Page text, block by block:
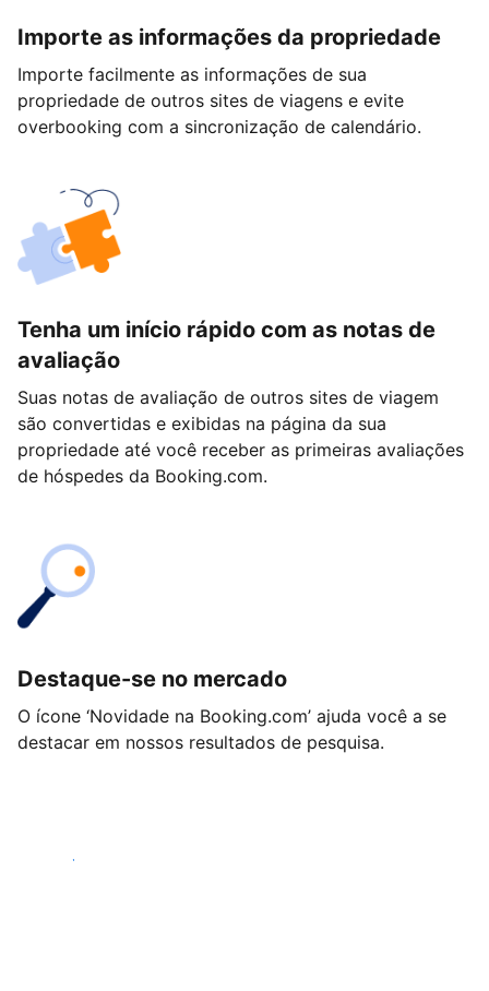
Importe as informações da propriedade
Importe facilmente as informações de sua
propriedade de outros sites de viagens e evite
overbooking com a sincronização de calendário.
Tenha um início rápido com as notas de
avaliação
Suas notas de avaliação de outros sites de viagem
são convertidas e exibidas na página da sua
propriedade até você receber as primeiras avaliações
de hóspedes da Booking.com.
Destaque-se no mercado
O ícone ‘Novidade na Booking.com’ ajuda você a se
destacar em nossos resultados de pesquisa.
Começar